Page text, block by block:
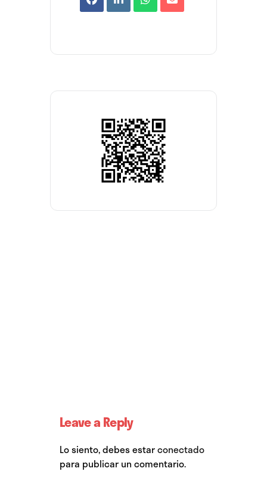
Leave a Reply
Lo siento, debes estarconectado
para publicar un comentario.